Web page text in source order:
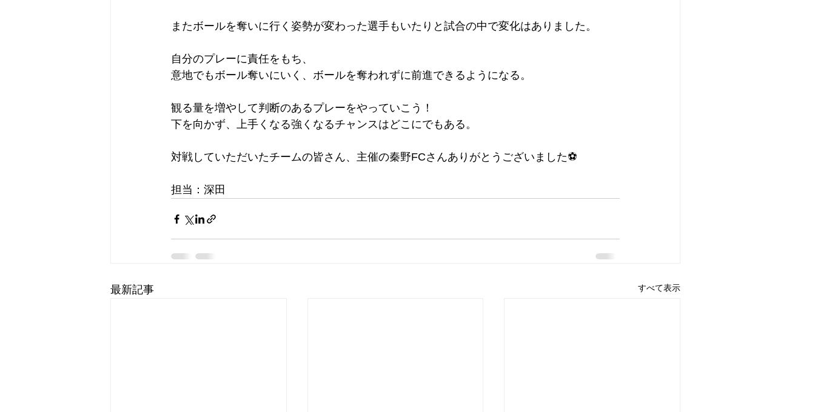
またボールを奪いに行く姿勢が変わった選手もいたりと試合の中で変化はありました。
自分のプレーに責任をもち、
意地でもボール奪いにいく、ボールを奪われずに前進できるようになる。
観る量を増やして判断のあるプレーをやっていこう！
下を向かず、上手くなる強くなるチャンスはどこにでもある。
対戦していただいたチームの皆さん、主催の秦野FCさんありがとうございました⚽️
担当：深田
最新記事 すべて表示